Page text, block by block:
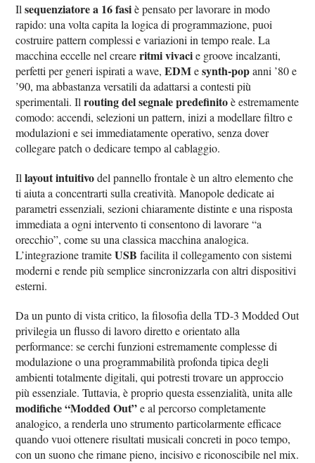
Ilsequenziatore a 16 fasiè pensato per lavorare in modo
rapido: una volta capita la logica di programmazione, puoi
costruire pattern complessi e variazioni in tempo reale. La
macchina eccelle nel creareritmi vivacie groove incalzanti,
perfetti per generi ispirati a wave,EDMesynth-popanni ’80 e
’90, ma abbastanza versatili da adattarsi a contesti più
sperimentali. Ilrouting del segnale predefinitoè estremamente
comodo: accendi, selezioni un pattern, inizi a modellare filtro e
modulazioni e sei immediatamente operativo, senza dover
collegare patch o dedicare tempo al cablaggio.
Illayout intuitivodel pannello frontale è un altro elemento che
ti aiuta a concentrarti sulla creatività. Manopole dedicate ai
parametri essenziali, sezioni chiaramente distinte e una risposta
immediata a ogni intervento ti consentono di lavorare “a
orecchio”, come su una classica macchina analogica.
L’integrazione tramiteUSB facilita il collegamento con sistemi
moderni e rende più semplice sincronizzarla con altri dispositivi
esterni.
Da un punto di vista critico, la filosofia della TD-3 Modded Out
privilegia un flusso di lavoro diretto e orientato alla
performance: se cerchi funzioni estremamente complesse di
modulazione o una programmabilità profonda tipica degli
ambienti totalmente digitali, qui potresti trovare un approccio
più essenziale. Tuttavia, è proprio questa essenzialità, unita alle
modifiche “Modded Out”e al percorso completamente
analogico, a renderla uno strumento particolarmente efficace
quando vuoi ottenere risultati musicali concreti in poco tempo,
con un suono che rimane pieno, incisivo e riconoscibile nel mix.